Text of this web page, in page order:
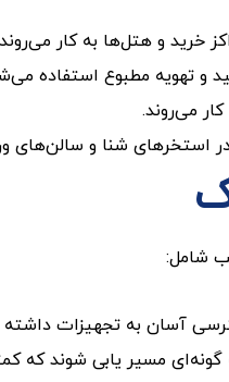
خرید و هتل‌ها به کار
و تهویه مطبوع استفاده
می‌روند.
استخرهای شنا و سالن‌های
شامل:
آسان به تجهیزات
مسیر یابی شوند که